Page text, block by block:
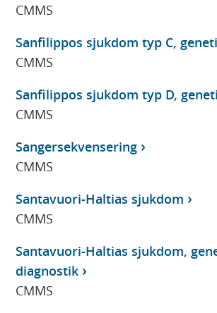
CMMS
Sanfilippos sjukdom typ C,
CMMS
Sanfilippos sjukdom typ D,
CMMS
Sangersekvensering
CMMS
Santavuori-Haltias sjukdom
CMMS
Santavuori-Haltias sjukdom,
diagnostik
CMMS